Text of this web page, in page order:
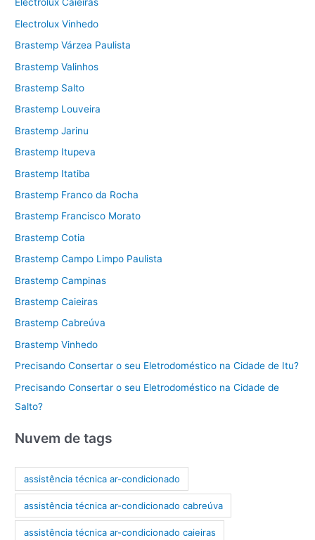
Electrolux Caieiras
Electrolux Vinhedo
Brastemp Várzea Paulista
Brastemp Valinhos
Brastemp Salto
Brastemp Louveira
Brastemp Jarinu
Brastemp Itupeva
Brastemp Itatiba
Brastemp Franco da Rocha
Brastemp Francisco Morato
Brastemp Cotia
Brastemp Campo Limpo Paulista
Brastemp Campinas
Brastemp Caieiras
Brastemp Cabreúva
Brastemp Vinhedo
Precisando Consertar o seu Eletrodoméstico na Cidade de Itu?
Precisando Consertar o seu Eletrodoméstico na Cidade de
Salto?
Nuvem de tags
assistência técnica ar-condicionado
assistência técnica ar-condicionado cabreúva
assistência técnica ar-condicionado caieiras